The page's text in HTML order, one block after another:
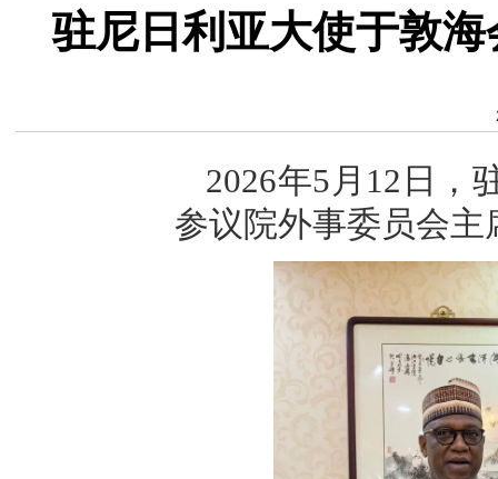
驻尼日利亚大使于敦
2026年5月12日，
参议院外事委员会主